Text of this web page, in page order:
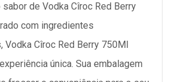
de Vodka Cîroc Red Berry
com ingredientes
Vodka Cîroc Red Berry 750Ml
única. Sua embalagem